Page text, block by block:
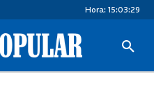
Hora: 15:03:29